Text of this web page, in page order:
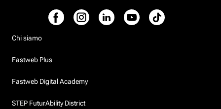
Chi siamo
Fastweb Plus
Fastweb Digital Academy
STEP FuturAbility District